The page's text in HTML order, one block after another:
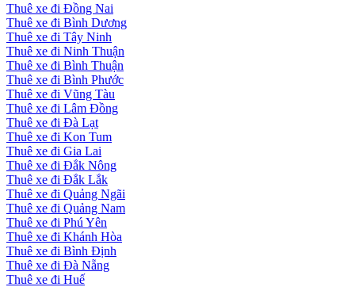
Thuê xe đi Đồng Nai
Thuê xe đi Bình Dương
Thuê xe đi Tây Ninh
Thuê xe đi Ninh Thuận
Thuê xe đi Bình Thuận
Thuê xe đi Bình Phước
Thuê xe đi Vũng Tàu
Thuê xe đi Lâm Đồng
Thuê xe đi Đà Lạt
Thuê xe đi Kon Tum
Thuê xe đi Gia Lai
Thuê xe đi Đắk Nông
Thuê xe đi Đắk Lắk
Thuê xe đi Quảng Ngãi
Thuê xe đi Quảng Nam
Thuê xe đi Phú Yên
Thuê xe đi Khánh Hòa
Thuê xe đi Bình Định
Thuê xe đi Đà Nẵng
Thuê xe đi Huế